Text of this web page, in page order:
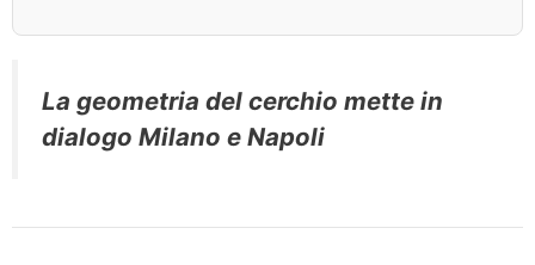
La geometria del cerchio mette in
dialogo Milano e Napoli